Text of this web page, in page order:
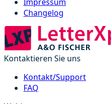
Changelog
Kontaktieren Sie uns
Kontakt/Support
FAQ